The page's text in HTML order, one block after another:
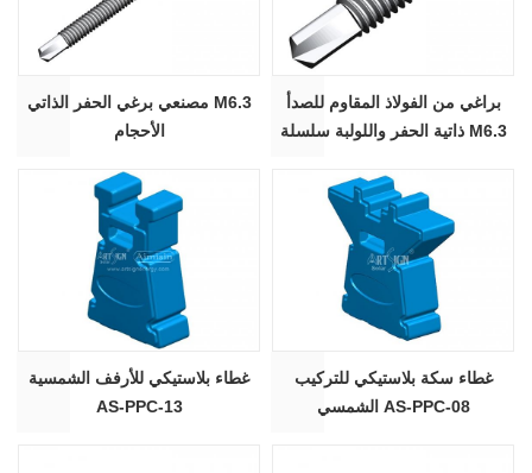
مصنعي برغي الحفر الذاتي M6.3
الأحجام
براغي من الفولاذ المقاوم للصدأ
ذاتية الحفر واللولبة سلسلة M6.3
غطاء بلاستيكي للأرفف الشمسية
AS-PPC-13
غطاء سكة بلاستيكي للتركيب
الشمسي AS-PPC-08